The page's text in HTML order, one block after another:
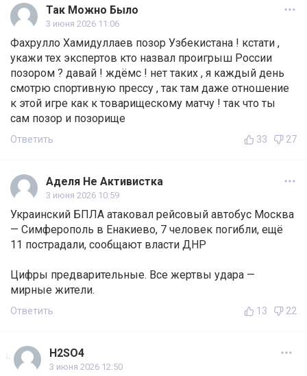
Так Можно Было
3 июня 2026 11:06
Фахрулло Хамидуллаев позор Узбекистана ! кстати ,
укажи тех экспертов кто назвал проигрыш России
позором ? давай ! ждёмс ! нет таких , я каждый день
смотрю спортивную прессу , так там даже отношение
к этой игре как к товарищескому матчу ! так что ты
сам позор и позорище
Ответить 33 27
Аделя Не Активистка
3 июня 2026 10:59
Украинский БПЛА атаковал рейсовый автобус Москва
— Симферополь в Енакиево, 7 человек погибли, ещё
11 пострадали, сообщают власти ДНР
Цифры предварительные. Все жертвы удара —
мирные жители.
Ответить 13 22
H2SO4
3 июня 2026 12:50